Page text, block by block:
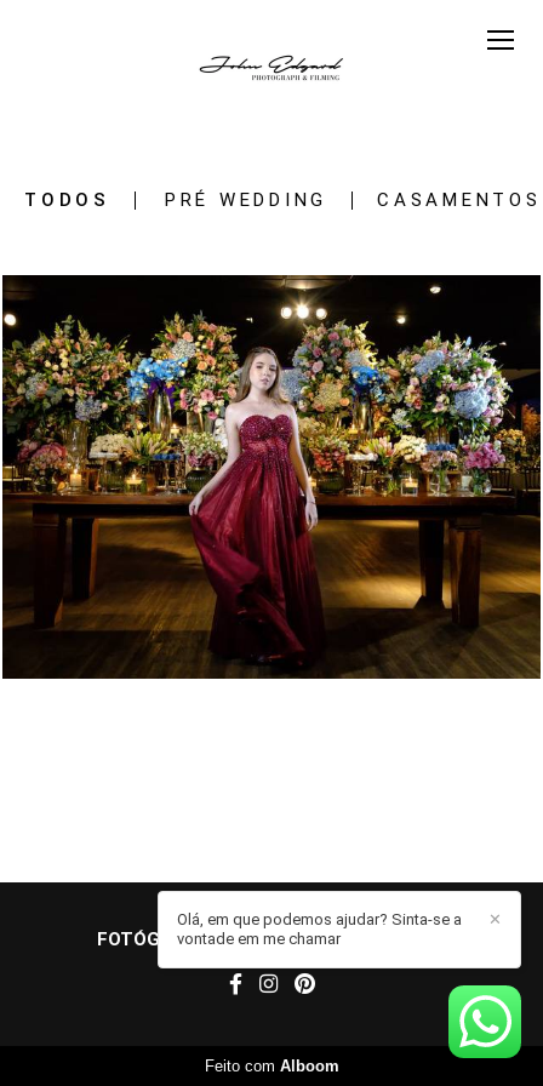
TODOS PRÉ WEDDING CASAMENTOS
2274 48
FOTÓGRAFO JOHN EDGARD/
✕
Olá, em que podemos ajudar? Sinta-se a
vontade em me chamar
Feito com Alboom